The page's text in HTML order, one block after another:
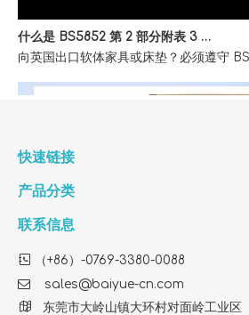
什么是 BS5852 第 2 部分附表 3 家具防火测试？
向英国出口软体家具或床垫？必须遵守
快速链接
产品分类
联系信息
 （+86）-0769-3380-0088
 sales@baiyue-cn.com
 东莞市大岭山镇大环村对面岭工业区